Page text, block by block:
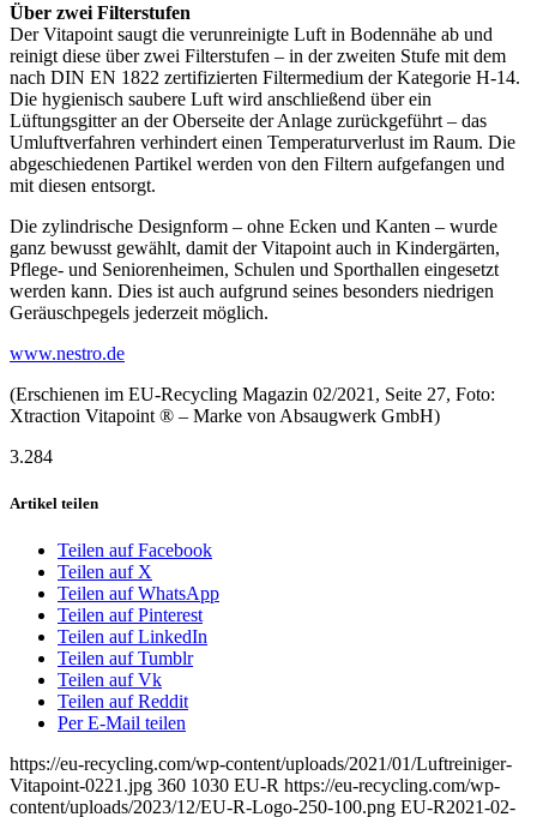
Über zwei Filterstufen
Der Vitapoint saugt die verunreinigte Luft in Bodennähe ab und
reinigt diese über zwei Filterstufen – in der zweiten Stufe mit dem
nach DIN EN 1822 zertifizierten Filtermedium der Kategorie H-14.
Die hygienisch saubere Luft wird anschließend über ein
Lüftungsgitter an der Oberseite der Anlage zurückgeführt – das
Umluftverfahren verhindert einen Temperaturverlust im Raum. Die
abgeschiedenen Partikel werden von den Filtern aufgefangen und
mit diesen entsorgt.
Die zylindrische Designform – ohne Ecken und Kanten – wurde
ganz bewusst gewählt, damit der Vitapoint auch in Kindergärten,
Pflege- und Seniorenheimen, Schulen und Sporthallen eingesetzt
werden kann. Dies ist auch aufgrund seines besonders niedrigen
Geräuschpegels jederzeit möglich.
www.nestro.de
(Erschienen im EU-Recycling Magazin 02/2021, Seite 27, Foto:
Xtraction Vitapoint ® – Marke von Absaugwerk GmbH)
3.284
Artikel teilen
Teilen auf Facebook
Teilen auf X
Teilen auf WhatsApp
Teilen auf Pinterest
Teilen auf LinkedIn
Teilen auf Tumblr
Teilen auf Vk
Teilen auf Reddit
Per E-Mail teilen
https://eu-recycling.com/wp-content/uploads/2021/01/Luftreiniger-
Vitapoint-0221.jpg 360 1030 EU-R https://eu-recycling.com/wp-
content/uploads/2023/12/EU-R-Logo-250-100.png EU-R2021-02-